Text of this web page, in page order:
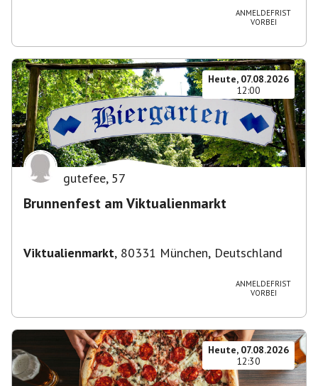
ANMELDEFRIST
VORBEI
Heute, 07.08.2026
12:00
gutefee, 57
Brunnenfest am Viktualienmarkt
Viktualienmarkt, 80331 München, Deutschland
ANMELDEFRIST
VORBEI
Heute, 07.08.2026
12:30